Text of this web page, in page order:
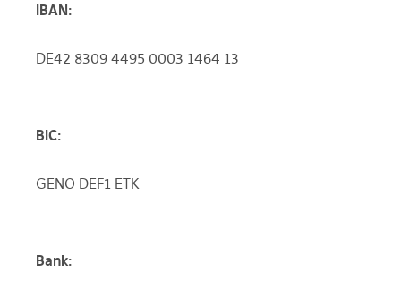
IBAN:
DE42 8309 4495 0003 1464 13
BIC:
GENO DEF1 ETK
Bank: